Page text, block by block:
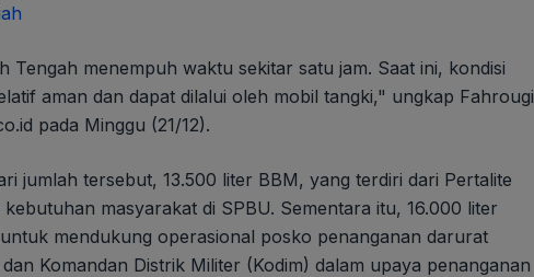
menempuh waktu sekitar satu jam. Saat ini, kondisi
aman dan dapat dilalui oleh mobil tangki," ungkap Fahrougi
pada Minggu (21/12).
jumlah tersebut, 13.500 liter BBM, yang terdiri dari Pertalite
masyarakat di SPBU. Sementara itu, 16.000 liter
mendukung operasional posko penanganan darurat
Komandan Distrik Militer (Kodim) dalam upaya penanganan